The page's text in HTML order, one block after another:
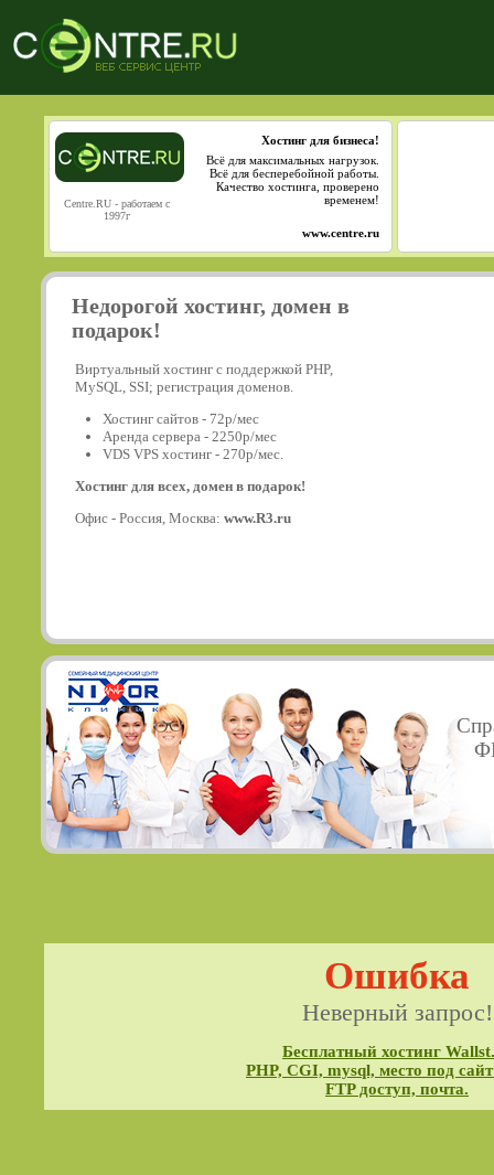
Centre.RU - работаем с
1997г
Хостинг для бизнеса!
Всё для максимальных нагрузок.
Всё для бесперебойной работы.
Качество хостинга, проверено
временем!
www.centre.ru
Недорогой хостинг, домен в
подарок!
Виртуальный хостинг с поддержкой PHP,
MySQL, SSI; регистрация доменов.
Хостинг сайтов - 72р/мес
Аренда сервера - 2250р/мес
VDS VPS хостинг - 270р/мес.
Хостинг для всех, домен в подарок!
Офис - Россия, Москва: www.R3.ru
Ошибка
Неверный запрос!
Бесплатный хостинг
PHP, CGI, mysql, место под
FTP доступ, почта.